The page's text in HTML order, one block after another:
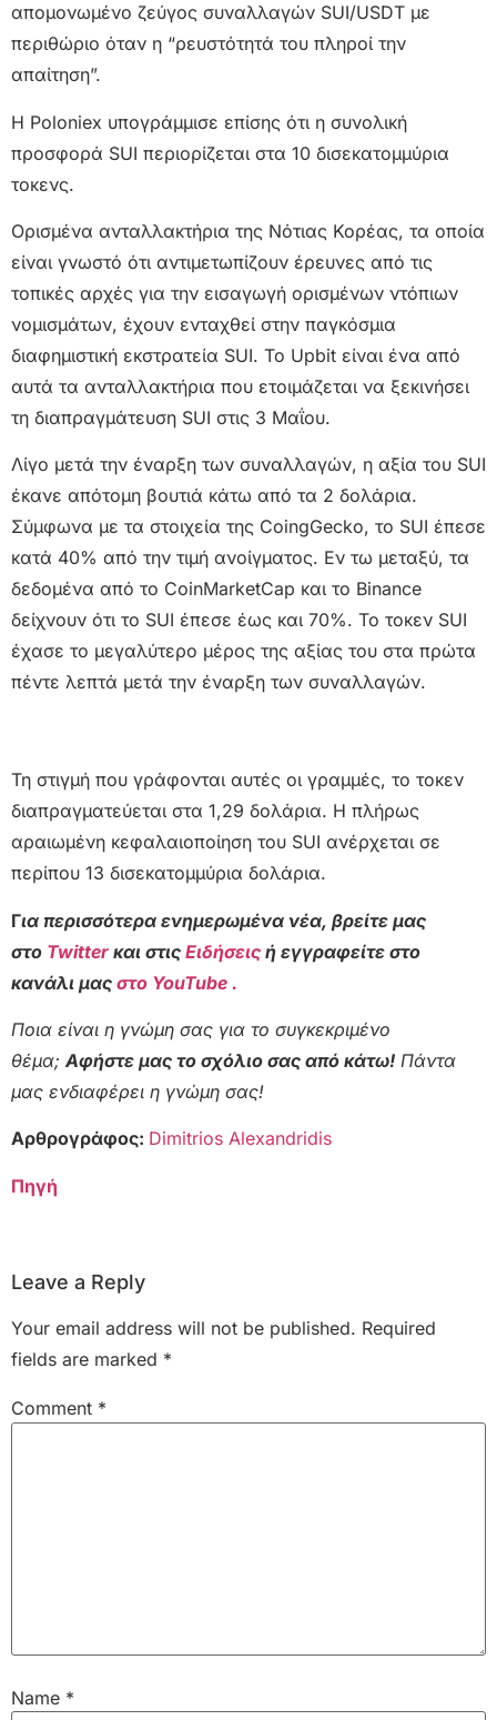
απομονωμένο ζεύγος συναλλαγών SUI/USDT με
περιθώριο όταν η “ρευστότητά του πληροί την
απαίτηση”.
Η Poloniex υπογράμμισε επίσης ότι η συνολική
προσφορά SUI περιορίζεται στα 10 δισεκατομμύρια
τοκενς.
Ορισμένα ανταλλακτήρια της Νότιας Κορέας, τα οποία
είναι γνωστό ότι αντιμετωπίζουν έρευνες από τις
τοπικές αρχές για την εισαγωγή ορισμένων ντόπιων
νομισμάτων, έχουν ενταχθεί στην παγκόσμια
διαφημιστική εκστρατεία SUI. Το Upbit είναι ένα από
αυτά τα ανταλλακτήρια που ετοιμάζεται να ξεκινήσει
τη διαπραγμάτευση SUI στις 3 Μαΐου.
Λίγο μετά την έναρξη των συναλλαγών, η αξία του SUI
έκανε απότομη βουτιά κάτω από τα 2 δολάρια.
Σύμφωνα με τα στοιχεία της CoingGecko, το SUI έπεσε
κατά 40% από την τιμή ανοίγματος. Εν τω μεταξύ, τα
δεδομένα από το CoinMarketCap και το Binance
δείχνουν ότι το SUI έπεσε έως και 70%. Το τοκεν SUI
έχασε το μεγαλύτερο μέρος της αξίας του στα πρώτα
πέντε λεπτά μετά την έναρξη των συναλλαγών.
Τη στιγμή που γράφονται αυτές οι γραμμές, το τοκεν
διαπραγματεύεται στα 1,29 δολάρια. Η πλήρως
αραιωμένη κεφαλαιοποίηση του SUI ανέρχεται σε
περίπου 13 δισεκατομμύρια δολάρια.
Για περισσότερα ενημερωμένα νέα, βρείτε μας
στο Twitter και στις Ειδήσεις ή εγγραφείτε στο
κανάλι μας στο YouTube .
Ποια είναι η γνώμη σας για το συγκεκριμένο
θέμα;Αφήστε μας το σχόλιο σας από κάτω! Πάντα
μας ενδιαφέρει η γνώμη σας!
Αρθρογράφος: Dimitrios Alexandridis
Πηγή
Leave a Reply
Your email address will not be published. Required
fields are marked *
Comment *
Name *